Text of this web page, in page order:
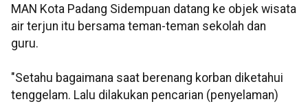
MAN Kota Padang Sidempuan datang ke objek wisata
air terjun itu bersama teman-teman sekolah dan
guru.
"Setahu bagaimana saat berenang korban diketahui
tenggelam. Lalu dilakukan pencarian (penyelaman)